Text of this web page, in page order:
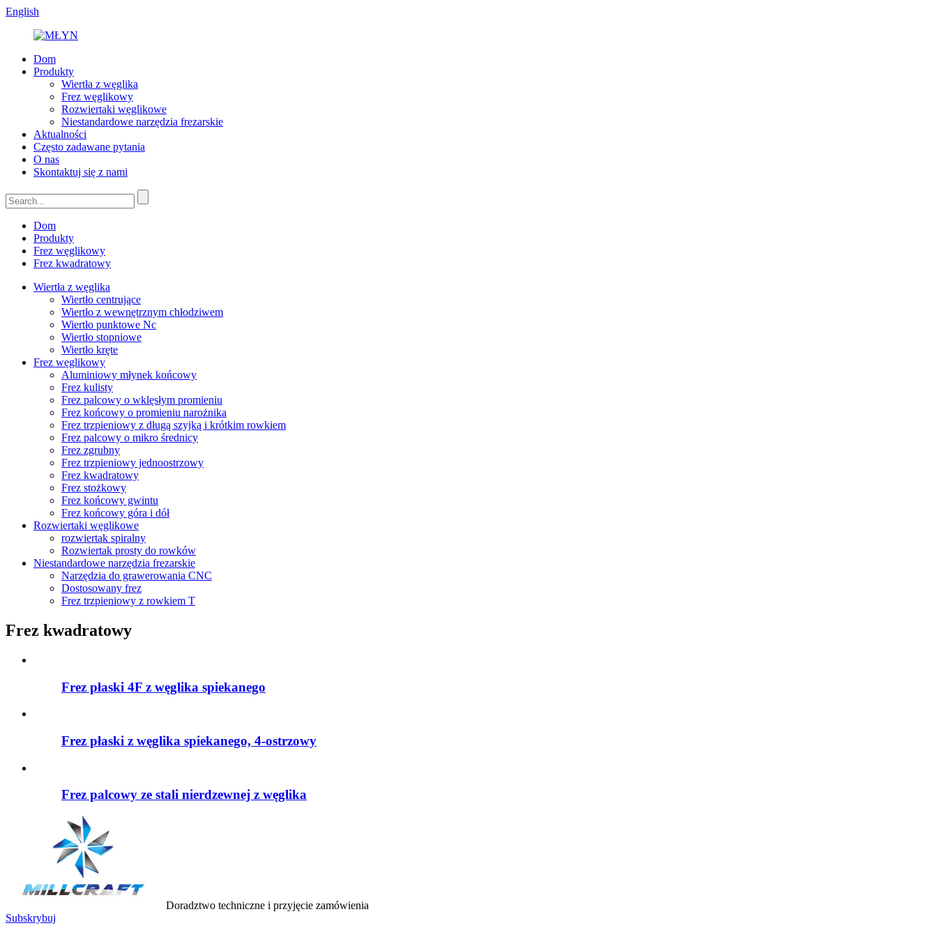
English
Dom
Produkty
Wiertła z węglika
Frez węglikowy
Rozwiertaki węglikowe
Niestandardowe narzędzia frezarskie
Aktualności
Często zadawane pytania
O nas
Skontaktuj się z nami
Dom
Produkty
Frez węglikowy
Frez kwadratowy
Wiertła z węglika
Wiertło centrujące
Wiertło z wewnętrznym chłodziwem
Wiertło punktowe Nc
Wiertło stopniowe
Wiertło kręte
Frez węglikowy
Aluminiowy młynek końcowy
Frez kulisty
Frez palcowy o wklęsłym promieniu
Frez końcowy o promieniu narożnika
Frez trzpieniowy z długą szyjką i krótkim rowkiem
Frez palcowy o mikro średnicy
Frez zgrubny
Frez trzpieniowy jednoostrzowy
Frez kwadratowy
Frez stożkowy
Frez końcowy gwintu
Frez końcowy góra i dół
Rozwiertaki węglikowe
rozwiertak spiralny
Rozwiertak prosty do rowków
Niestandardowe narzędzia frezarskie
Narzędzia do grawerowania CNC
Dostosowany frez
Frez trzpieniowy z rowkiem T
Frez kwadratowy
Frez płaski 4F z węglika spiekanego
Frez płaski z węglika spiekanego, 4-ostrzowy
Frez palcowy ze stali nierdzewnej z węglika
Doradztwo techniczne i przyjęcie zamówienia
Subskrybuj